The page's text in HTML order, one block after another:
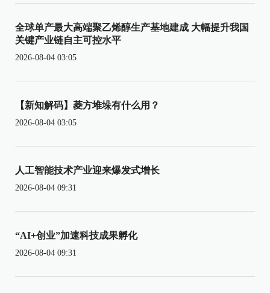
全球单产最大高端聚乙烯醇生产基地建成 大幅提升我国
关键产业链自主可控水平
2026-08-04 03:05
【新知解码】菱方堆垛有什么用？
2026-08-04 03:05
人工智能技术产业迎来爆发式增长
2026-08-04 09:31
“AI+创业”加速科技成果孵化
2026-08-04 09:31